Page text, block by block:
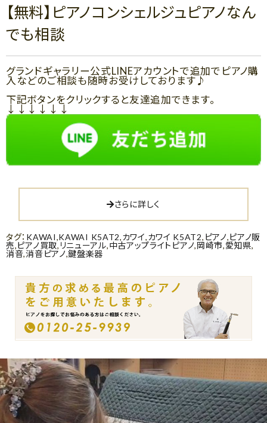
【無料】ピアノコンシェルジュピアノなん
でも相談
グランドギャラリー公式LINEアカウントで追加でピアノ購
入などのご相談も随時お受けしております♪
下記ボタンをクリックすると友達追加できます。
↓↓↓↓↓↓
さらに詳しく
タグ： KAWAI,KAWAI K5AT2,カワイ,カワイ K5AT2, ピアノ,ピアノ販
売,ピアノ買取, リニューアル,中古アップライトピアノ,岡崎市,愛知県,
消音,消音ピアノ,鍵盤楽器